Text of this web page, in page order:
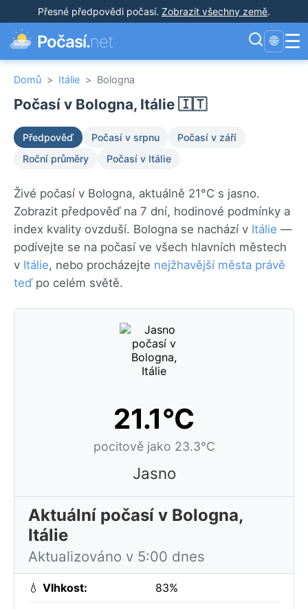
Přesné předpovědi počasí. Zobrazit všechny země.
Počasí.net 🌐 ☰
Domů > Itálie > Bologna
Počasí v Bologna, Itálie 🇮🇹
Předpověď Počasí v srpnu
Počasí v září
Roční průměry
Počasí v Itálie
Živé počasí v Bologna, aktuálně 21°C s jasno.
Zobrazit předpověď na 7 dní, hodinové podmínky a
index kvality ovzduší. Bologna se nachází v Itálie —
podívejte se na počasí ve všech hlavních městech
v Itálie, nebo procházejte nejžhavější města právě
teďpo celém světě.
21.1°C
pocitově jako 23.3°C
Jasno
Aktuální počasí v Bologna,
Itálie
Aktualizováno v 5:00 dnes
💧 Vlhkost: 83%